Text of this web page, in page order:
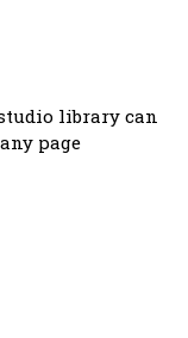
library can
page